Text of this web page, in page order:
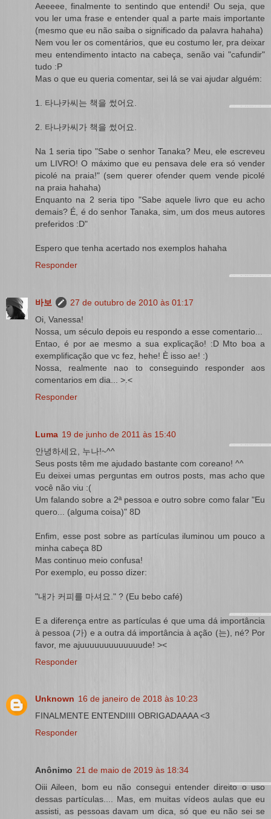
Aeeeee, finalmente to sentindo que entendi! Ou seja, que
vou ler uma frase e entender qual a parte mais importante
(mesmo que eu não saiba o significado da palavra hahaha)
Nem vou ler os comentários, que eu costumo ler, pra deixar
meu entendimento intacto na cabeça, senão vai "cafundir"
tudo :P
Mas o que eu queria comentar, sei lá se vai ajudar alguém:
1. 타나카씨는 책을 썼어요.
2. 타나카씨가 책을 썼어요.
Na 1 seria tipo "Sabe o senhor Tanaka? Meu, ele escreveu
um LIVRO! O máximo que eu pensava dele era só vender
picolé na praia!" (sem querer ofender quem vende picolé
na praia hahaha)
Enquanto na 2 seria tipo "Sabe aquele livro que eu acho
demais? É, é do senhor Tanaka, sim, um dos meus autores
preferidos :D"
Espero que tenha acertado nos exemplos hahaha
Responder
바보
27 de outubro de 2010 às 01:17
Oi, Vanessa!
Nossa, um século depois eu respondo a esse comentario...
Entao, é por ae mesmo a sua explicação! :D Mto boa a
exemplificação que vc fez, hehe! È isso ae! :)
Nossa, realmente nao to conseguindo responder aos
comentarios em dia... >.<
Responder
Luma 19 de junho de 2011 às 15:40
안녕하세요, 누나!~^^
Seus posts têm me ajudado bastante com coreano! ^^
Eu deixei umas perguntas em outros posts, mas acho que
você não viu :(
Um falando sobre a 2ª pessoa e outro sobre como falar "Eu
quero... (alguma coisa)" 8D
Enfim, esse post sobre as partículas iluminou um pouco a
minha cabeça 8D
Mas continuo meio confusa!
Por exemplo, eu posso dizer:
"내가 커피를 마셔요." ? (Eu bebo café)
E a diferença entre as partículas é que uma dá importância
à pessoa (가) e a outra dá importância à ação (는), né? Por
favor, me ajuuuuuuuuuuuuude! ><
Responder
Unknown 16 de janeiro de 2018 às 10:23
FINALMENTE ENTENDIIII OBRIGADAAAA <3
Responder
Anônimo 21 de maio de 2019 às 18:34
Oiii Aileen, bom eu não consegui entender direito o uso
dessas partículas.... Mas, em muitas vídeos aulas que eu
assisti, as pessoas davam um dica, só que eu não sei se